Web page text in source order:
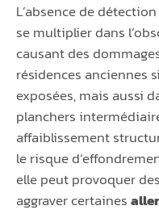
L’absence de
se multiplier dans
causant des
résidences anciennes
exposées, mais aussi
planchers
affaiblissement
le risque
elle peut provoquer des
aggraver certaines